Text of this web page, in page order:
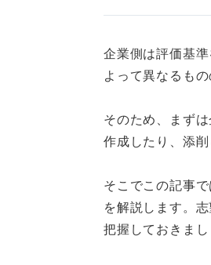
企業側は評価基
よって異なるも
そのため、まず
作成したり、添
そこでこの記事
を解説します。
把握しておきまし